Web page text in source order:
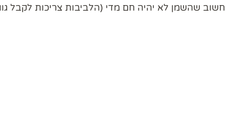
חשוב שהשמן לא יהיה חם מדי (הלביבות צריכות לקבל